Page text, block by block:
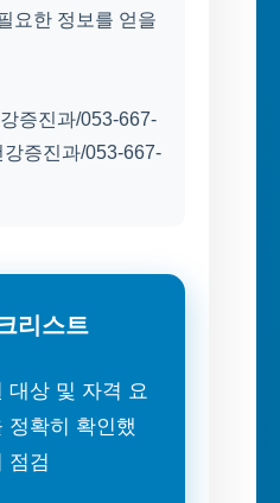
요한 정보를 얻을
증진과/053-667-
증진과/053-667-
리스트
대상 및 자격 요
정확히 확인했
점검